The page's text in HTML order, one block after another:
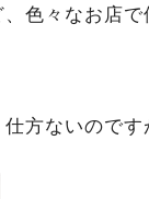
色々なお店で
方ないのです